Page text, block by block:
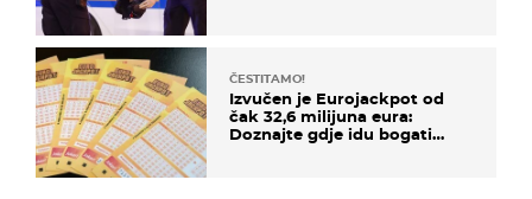
ČESTITAMO!
Izvučen je Eurojackpot od
čak 32,6 milijuna eura:
Doznajte gdje idu bogati